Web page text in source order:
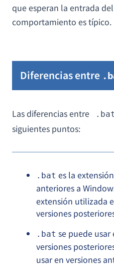
que esperan la entrada
comportamiento es típico.
Diferencias entre
Las diferencias entre .bat
siguientes puntos:
.bat es la
anteriores a
extensión utilizada
versiones
.bat se puede usar
versiones
usar en versiones